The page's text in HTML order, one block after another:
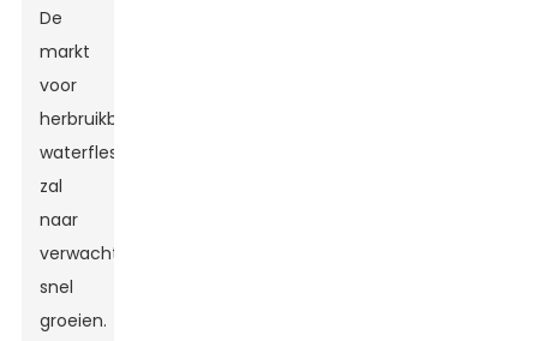
De
markt
voor
herbruikbare
waterflessen
zal
naar
verwachting
snel
groeien.